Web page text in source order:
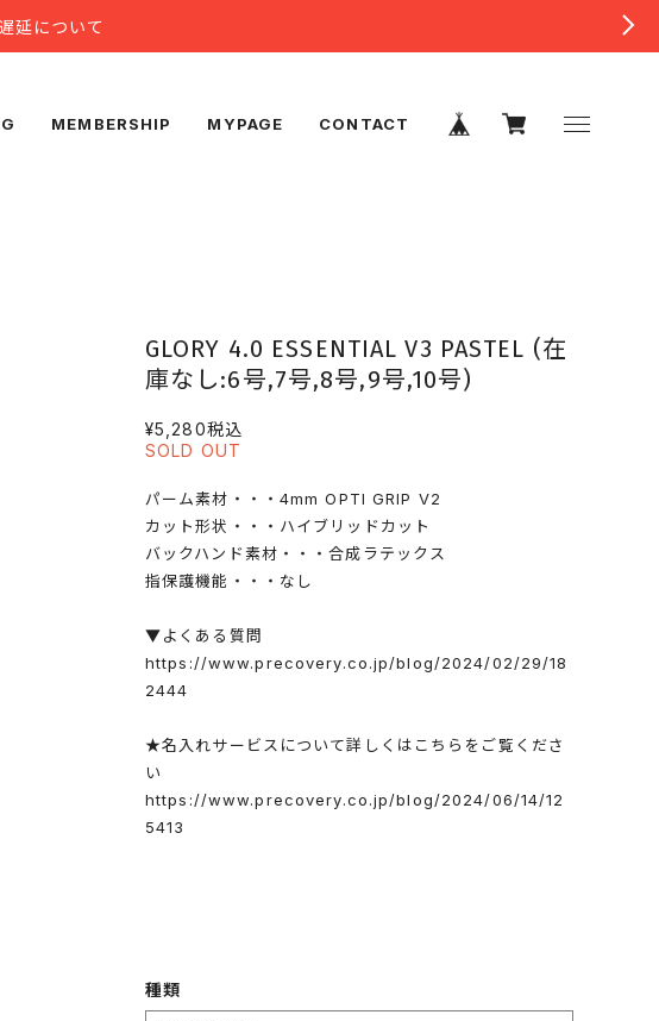
延について
MEMBERSHIP MYPAGE CONTACT
GLORY 4.0 ESSENTIAL V3 PASTEL (在
庫なし:6号,7号,8号,9号,10号)
¥5,280税込
SOLD OUT
パーム素材・・・4mm OPTI GRIP V2
カット形状・・・ハイブリッドカット
バックハンド素材・・・合成ラテックス
指保護機能・・・なし
▼よくある質問
https://www.precovery.co.jp/blog/2024/02/29/18
2444
★名入れサービスについて詳しくはこちらをご覧くださ
い
https://www.precovery.co.jp/blog/2024/06/14/12
5413
種類